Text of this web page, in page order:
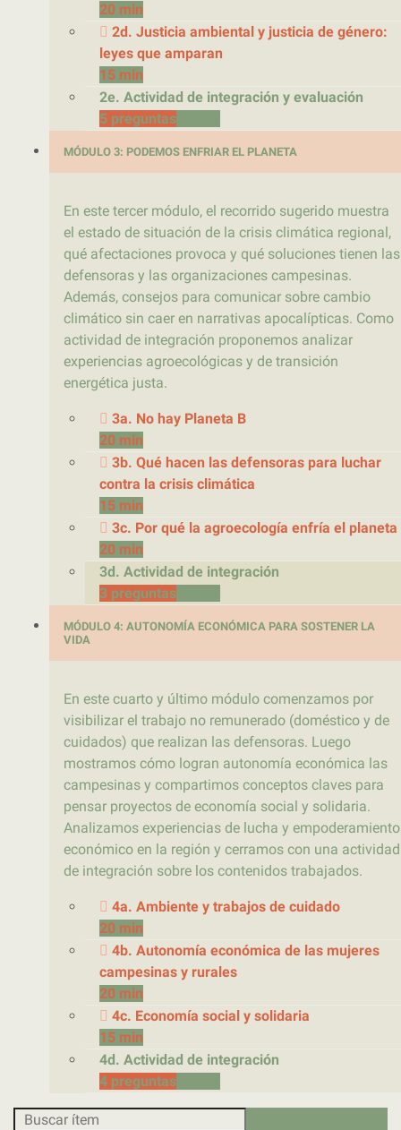
20 min
2d. Justicia ambiental y justicia de género:
leyes que amparan
15 min
2e. Actividad de integración y evaluación
5 preguntas
MÓDULO 3: PODEMOS ENFRIAR EL PLANETA
En este tercer módulo, el recorrido sugerido muestra
el estado de situación de la crisis climática regional,
qué afectaciones provoca y qué soluciones tienen las
defensoras y las organizaciones campesinas.
Además, consejos para comunicar sobre cambio
climático sin caer en narrativas apocalípticas. Como
actividad de integración proponemos analizar
experiencias agroecológicas y de transición
energética justa.
3a. No hay Planeta B
20 min
3b. Qué hacen las defensoras para luchar
contra la crisis climática
15 min
3c. Por qué la agroecología enfría el planeta
20 min
3d. Actividad de integración
3 preguntas
MÓDULO 4: AUTONOMÍA ECONÓMICA PARA SOSTENER LA
VIDA
En este cuarto y último módulo comenzamos por
visibilizar el trabajo no remunerado (doméstico y de
cuidados) que realizan las defensoras. Luego
mostramos cómo logran autonomía económica las
campesinas y compartimos conceptos claves para
pensar proyectos de economía social y solidaria.
Analizamos experiencias de lucha y empoderamiento
económico en la región y cerramos con una actividad
de integración sobre los contenidos trabajados.
4a. Ambiente y trabajos de cuidado
20 min
4b. Autonomía económica de las mujeres
campesinas y rurales
20 min
4c. Economía social y solidaria
15 min
4d. Actividad de integración
4 preguntas